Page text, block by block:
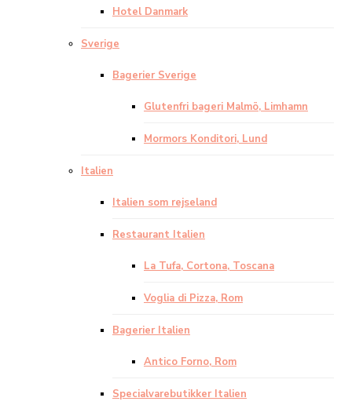
Hotel Danmark
Sverige
Bagerier Sverige
Glutenfri bageri Malmö, Limhamn
Mormors Konditori, Lund
Italien
Italien som rejseland
Restaurant Italien
La Tufa, Cortona, Toscana
Voglia di Pizza, Rom
Bagerier Italien
Antico Forno, Rom
Specialvarebutikker Italien